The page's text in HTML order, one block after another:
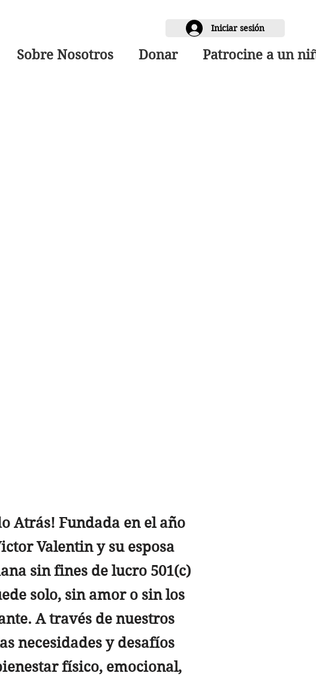
Iniciar sesión
Sobre Nosotros Donar Patrocine a un
Atrás! Fundada en el año
Valentin y su esposa
sin fines de lucro 501(c)
solo, sin amor o sin los
A través de nuestros
necesidades y desafíos
físico, emocional,